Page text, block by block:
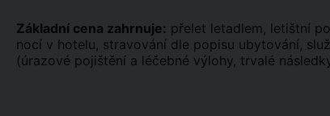
Základní cena zahrnuje: přelet letadlem, letištní
nocí v hotelu, stravování dle popisu ubytování,
(úrazové pojištění a léčebné výlohy, trvalé